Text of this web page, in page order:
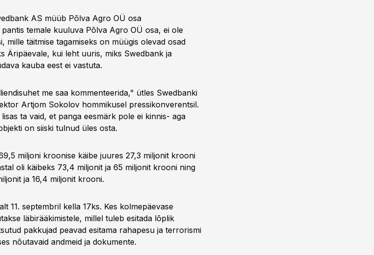
AS müüb Põlva Agro OÜ osa
temale kuuluva Põlva Agro OÜ osa, ei ole
mille täitmise tagamiseks on müügis olevad osad
Äripäevale, kui leht uuris, miks Swedbank ja
kauba eest ei vastuta.
me saa kommenteerida," ütles Swedbanki
Artjom Sokolov hommikusel pressikonverentsil.
ta vaid, et panga eesmärk pole ei kinnis- aga
on siiski tulnud üles osta.
miljoni kroonise käibe juures 27,3 miljonit krooni
oli käibeks 73,4 miljonit ja 65 miljonit krooni ning
ja 16,4 miljonit krooni.
11. septembril kella 17ks. Kes kolmepäevase
läbirääkimistele, millel tuleb esitada lõplik
pakkujad peavad esitama rahapesu ja terrorismi
nõutavaid andmeid ja dokumente.